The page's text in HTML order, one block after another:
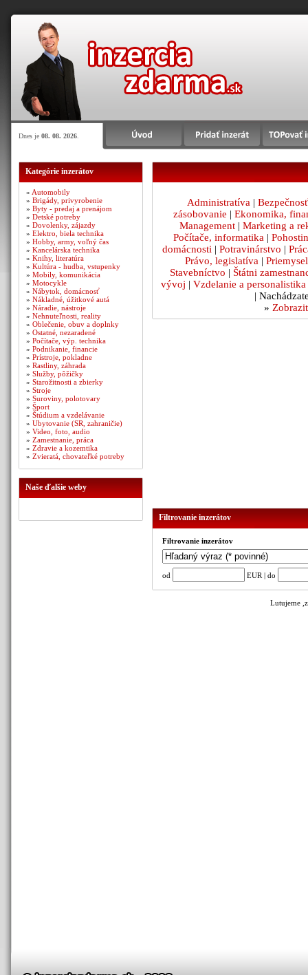
Dnes je 08. 08. 2026
Kategórie inzerátov
» Automobily
» Brigády, privyrobenie
» Byty - predaj a prenájom
» Detské potreby
» Dovolenky, zájazdy
» Elektro, biela technika
» Hobby, army, voľný čas
» Kancelárska technika
» Knihy, literatúra
» Kultúra - hudba, vstupenky
» Mobily, komunikácia
» Motocykle
» Nábytok, domácnosť
» Nákladné, úžitkové autá
» Náradie, nástroje
» Nehnuteľnosti, reality
» Oblečenie, obuv a doplnky
» Ostatné, nezaradené
» Počítače, výp. technika
» Podnikanie, financie
» Prístroje, pokladne
» Rastliny, záhrada
» Služby, pôžičky
» Starožitnosti a zbierky
» Stroje
» Suroviny, polotovary
» Šport
» Štúdium a vzdelávanie
» Ubytovanie (SR, zahraničie)
» Video, foto, audio
» Zamestnanie, práca
» Zdravie a kozemtika
» Zvieratá, chovateľké potreby
Naše ďalšie weby
Administratíva |
zásobovanie |Ekonomika,
Management |Marketing a
Počítače, informatika |
domácnosti |Potravinárstvo |
Právo, legislatíva |
Stavebníctvo | Štátni
vývoj |Vzdelanie a personalistika
|
»
Filtrovanie inzerátov
Filtrovanie inzerátov
od EUR | do
Lutujeme